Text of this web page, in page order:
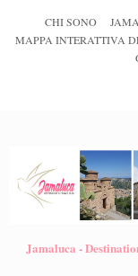
CHI SONO
MAPPA INTERATTIVA
Jamaluca -